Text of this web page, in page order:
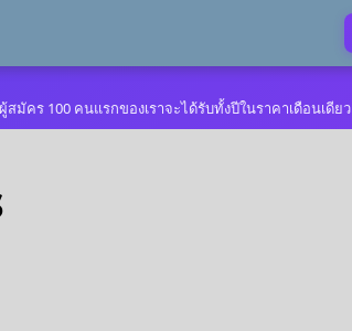
คร 100 คนแรกของเราจะได้รับทั้งปีในราคาเดือนเดียว